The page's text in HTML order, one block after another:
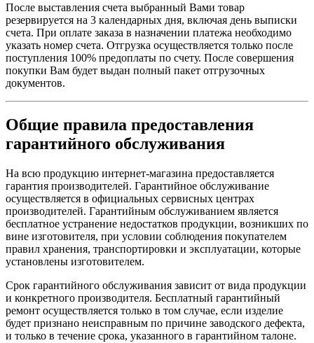
После выставления счета выбранный Вами товар
резервируется на 3 календарных дня, включая день выписки
счета. При оплате заказа в назначении платежа необходимо
указать номер счета. Отгрузка осуществляется только после
поступления 100% предоплаты по счету. После совершения
покупки Вам будет выдан полный пакет отгрузочных
документов.
Общие правила предоставления
гарантийного обслуживания
На всю продукцию интернет-магазина предоставляется
гарантия производителей. Гарантийное обслуживание
осуществляется в официальных сервисных центрах
производителей. Гарантийным обслуживанием является
бесплатное устранение недостатков продукции, возникших по
вине изготовителя, при условии соблюдения покупателем
правил хранения, транспортировки и эксплуатации, которые
установлены изготовителем.
Срок гарантийного обслуживания зависит от вида продукции
и конкретного производителя. Бесплатный гарантийный
ремонт осуществляется только в том случае, если изделие
будет признано неисправным по причине заводского дефекта,
и только в течение срока, указанного в гарантийном талоне.